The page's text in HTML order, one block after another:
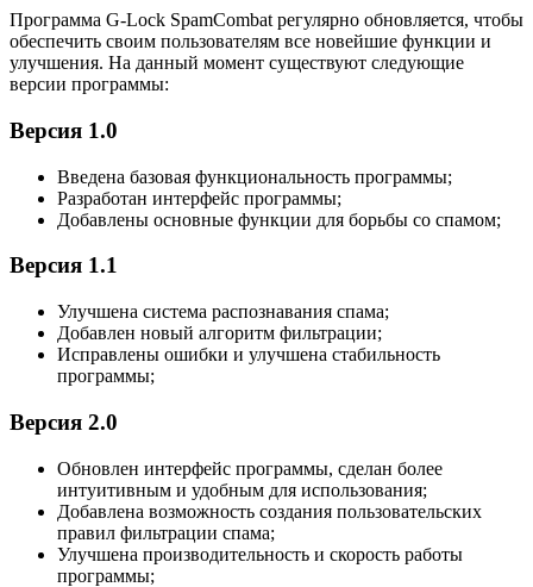
Программа G-Lock SpamCombat регулярно обновляется, чтобы
обеспечить своим пользователям все новейшие функции и
улучшения. На данный момент существуют следующие
версии программы:
Версия 1.0
Введена базовая функциональность программы;
Разработан интерфейс программы;
Добавлены основные функции для борьбы со спамом;
Версия 1.1
Улучшена система распознавания спама;
Добавлен новый алгоритм фильтрации;
Исправлены ошибки и улучшена стабильность
программы;
Версия 2.0
Обновлен интерфейс программы, сделан более
интуитивным и удобным для использования;
Добавлена возможность создания пользовательских
правил фильтрации спама;
Улучшена производительность и скорость работы
программы;